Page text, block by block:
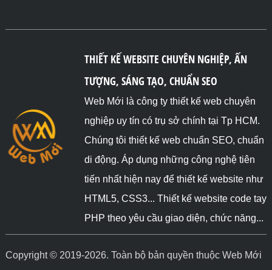
THIẾT KẾ WEBSITE CHUYÊN NGHIỆP, ẤN
TƯỢNG, SÁNG TẠO, CHUẨN SEO
Web Mới là công ty thiết kế web chuyên
nghiệp uy tín có trụ sở chính tại Tp HCM.
Chúng tôi thiết kế web chuẩn SEO, chuẩn
di động. Áp dụng những công nghệ tiên
tiến nhất hiện nay để thiết kế website như
HTML5, CSS3... Thiết kế website code tay
PHP theo yêu cầu giao diện, chức năng...
Copyright © 2019-2026. Toàn bộ bản quyền thuộc Web Mới